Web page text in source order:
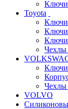
Ключи
Toyota
Ключи
Ключи
Ключи
Чехлы
Ключи
Чехлы
VOLVO